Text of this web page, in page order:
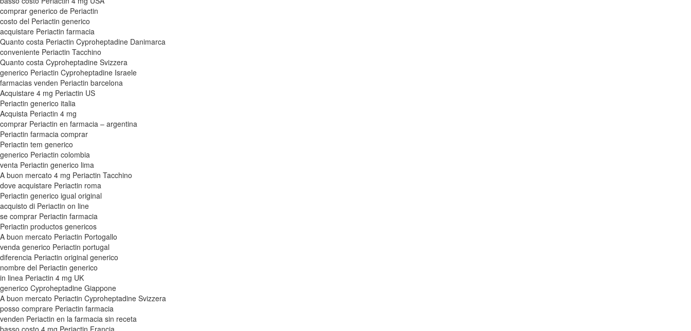
comprar generico de Periactin
costo del Periactin generico
acquistare Periactin farmacia
Quanto costa Periactin Cyproheptadine Danimarca
conveniente Periactin Tacchino
Quanto costa Cyproheptadine Svizzera
generico Periactin Cyproheptadine Israele
farmacias venden Periactin barcelona
Acquistare 4 mg Periactin US
Periactin generico italia
Acquista Periactin 4 mg
comprar Periactin en farmacia – argentina
Periactin farmacia comprar
Periactin tem generico
generico Periactin colombia
venta Periactin generico lima
A buon mercato 4 mg Periactin Tacchino
dove acquistare Periactin roma
Periactin generico igual original
acquisto di Periactin on line
se comprar Periactin farmacia
Periactin productos genericos
A buon mercato Periactin Portogallo
venda generico Periactin portugal
diferencia Periactin original generico
nombre del Periactin generico
in linea Periactin 4 mg UK
generico Cyproheptadine Giappone
A buon mercato Periactin Cyproheptadine Svizzera
posso comprare Periactin farmacia
venden Periactin en la farmacia sin receta
basso costo 4 mg Periactin Francia